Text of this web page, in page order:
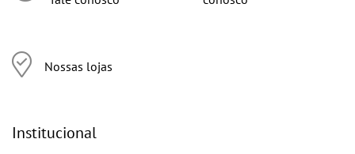
Nossas lojas
Institucional